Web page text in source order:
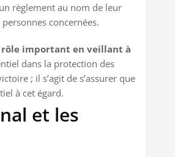
règlement au nom de leur
concernées.
rôle important en veillant à
dans la protection des
; il s’agit de s’assurer que
à cet égard.
et les